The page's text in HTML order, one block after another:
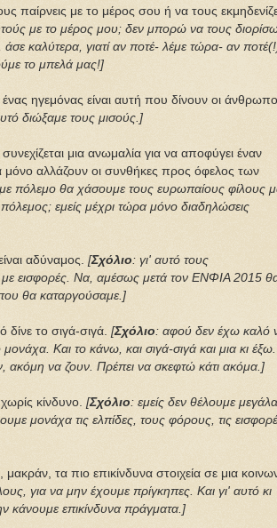
παίρνεις με το μέρος σου ή να τους
με το μέρος μου; δεν μπορώ να τους
καλύτερα, γιατί αν ποτέ- λέμε τώρα- αν
το μπελά μας!]
ηγεμόνας είναι αυτή που δίνουν οι
διώξαμε τους μισούς.]
μια ανωμαλία για να αποφύγει έναν
μόνο αλλάζουν οι συνθήκες προς όφελος των
πόλεμο θα χάσουμε τους ευρωπαίους φίλους
πόλεμος; εμείς μέχρι τώρα μόνο διαδηλώσεις
αδύναμος. [Σχόλιο: γι' αυτό τους
εισφορές. Να, αμέσως μετά τον ΕΝΦΙΑ 2015
θα καταργούσαμε.]
το σιγά-σιγά. [Σχόλιο: αφού δεν έχω καλό
Και το κάνω, και σιγά-σιγά και μια κι έξω.
ακόμη να ζουν. Πρέπει να σκεφτώ κάτι ακόμα.]
κίνδυνο. [Σχόλιο: εμείς δεν θέλουμε μεγάλα,
μονάχα τις ελπίδες, τους φόρους, τις
μακράν, τα πιο επικίνδυνα στοιχεία σε μια
για να μην έχουμε πρίγκηπες. Και γι' αυτό κι
κάνουμε επικίνδυνα πράγματα.]